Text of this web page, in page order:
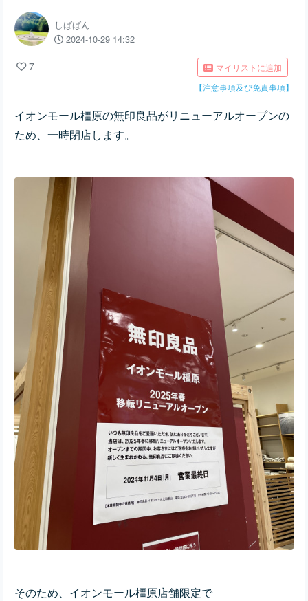
しばばん
2024-10-29 14:32
7
マイリストに追加
【注意事項及び免責事項】
イオンモール橿原の無印良品がリニューアルオープンの
ため、一時閉店します。
そのため、イオンモール橿原店舗限定で